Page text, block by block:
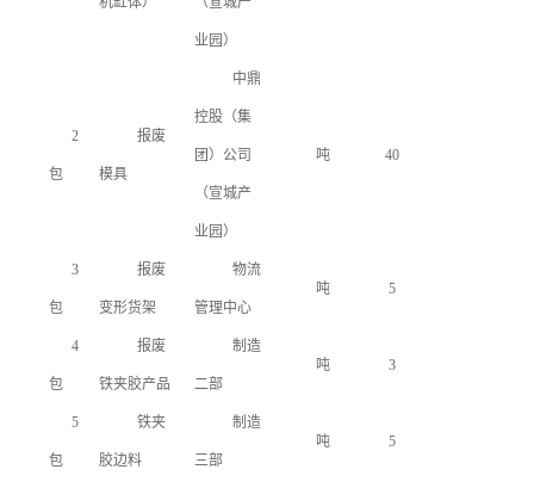
业园）
2
包
报废
模具
中鼎
控股（集
团）公司
（宣城产
业园）
吨 40
3
包
报废
变形货架
物流
管理中心
吨 5
4
包
报废
铁夹胶产品
制造
二部
吨 3
5
包
铁夹
胶边料
制造
三部
吨 5